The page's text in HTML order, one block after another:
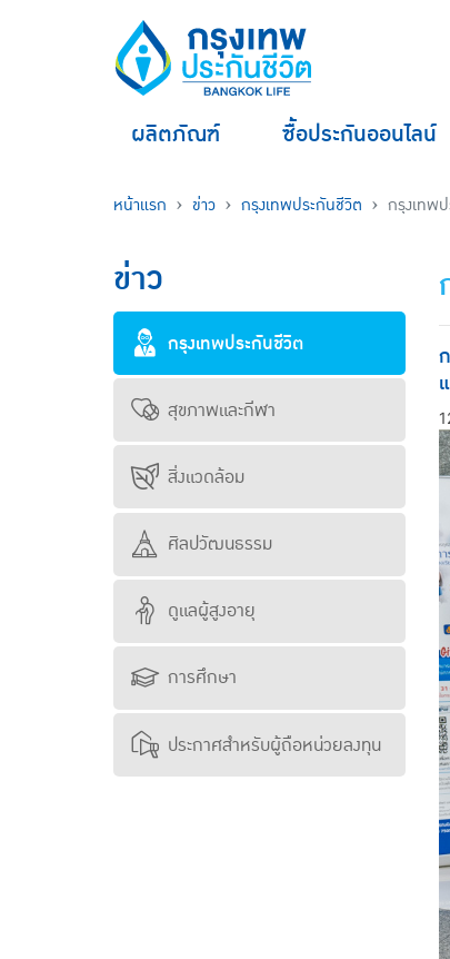
ผลิตภัณฑ์ ซื้อประกันออนไลน์
หน้าแรก ข่าว กรุงเทพประกันชีวิต กรุงเทพ
ข่าว
กรุงเทพประกันชีวิต
สุขภาพและกีฬา
สิ่งแวดล้อม
ศิลปวัฒนธรรม
ดูแลผู้สูงอายุ
การศึกษา
ประกาศสำหรับผู้ถือหน่วยลงทุน